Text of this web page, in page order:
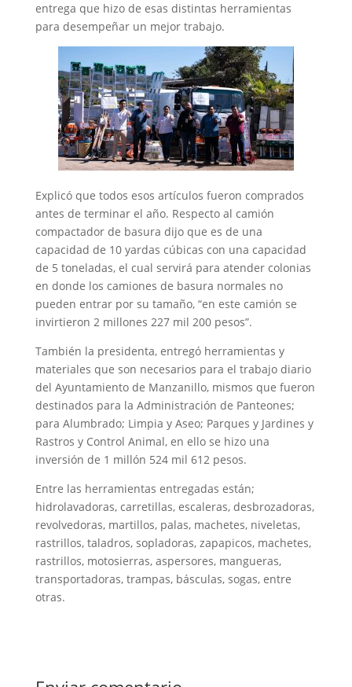
entrega que hizo de esas distintas herramientas
para desempeñar un mejor trabajo.
Explicó que todos esos artículos fueron comprados
antes de terminar el año. Respecto al camión
compactador de basura dijo que es de una
capacidad de 10 yardas cúbicas con una capacidad
de 5 toneladas, el cual servirá para atender colonias
en donde los camiones de basura normales no
pueden entrar por su tamaño, “en este camión se
invirtieron 2 millones 227 mil 200 pesos”.
También la presidenta, entregó herramientas y
materiales que son necesarios para el trabajo diario
del Ayuntamiento de Manzanillo, mismos que fueron
destinados para la Administración de Panteones;
para Alumbrado; Limpia y Aseo; Parques y Jardines y
Rastros y Control Animal, en ello se hizo una
inversión de 1 millón 524 mil 612 pesos.
Entre las herramientas entregadas están;
hidrolavadoras, carretillas, escaleras, desbrozadoras,
revolvedoras, martillos, palas, machetes, niveletas,
rastrillos, taladros, sopladoras, zapapicos, machetes,
rastrillos, motosierras, aspersores, mangueras,
transportadoras, trampas, básculas, sogas, entre
otras.